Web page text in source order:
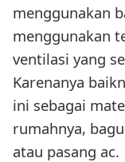
menggunakan
menggunakan
ventilasi yang
Karenanya
ini sebagai
rumahnya,
atau pasang ac.